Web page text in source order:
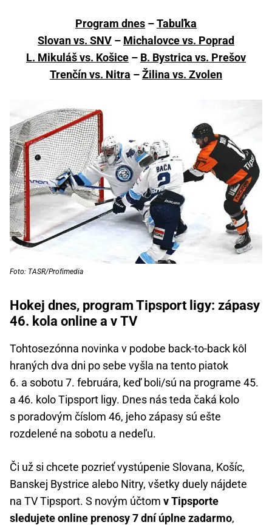
Program dnes –Tabuľka
Slovan vs. SNV – Michalovce vs. Poprad
L. Mikuláš vs. Košice – B. Bystrica vs. Prešov
Trenčín vs. Nitra –Žilina vs. Zvolen
Foto: TASR/Profimedia
Hokej dnes, program Tipsport ligy: zápasy
46. kola online a v TV
Tohtosezónna novinka v podobe back-to-back kôl
hraných dva dni po sebe vyšla na tento piatok
6. a sobotu 7. februára, keď boli/sú na programe 45.
a 46. kolo Tipsport ligy. Dnes nás teda čaká kolo
s poradovým číslom 46, jeho zápasy sú ešte
rozdelené na sobotu a nedeľu.
Či už si chcete pozrieť vystúpenie Slovana, Košíc,
Banskej Bystrice alebo Nitry, všetky duely nájdete
na TV Tipsport. S novým účtom v Tipsporte
sledujete online prenosy 7 dní úplne zadarmo,